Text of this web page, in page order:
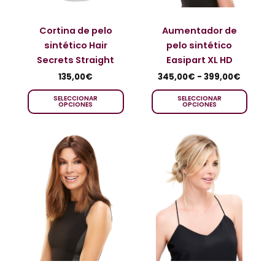
Cortina de pelo
sintético Hair
Secrets Straight
135,00€
SELECCIONAR
OPCIONES
Aumentador de
pelo sintético
Easipart XL HD
345,00€ - 399,00€
SELECCIONAR
OPCIONES